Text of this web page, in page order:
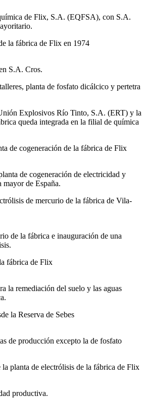
de Flix, S.A. (EQFSA), con S.A.
S.A. Cros.
Explosivos Río Tinto, S.A. (ERT) y la
queda integrada en la filial de química
de cogeneración de electricidad y
mayor de España.
de la fábrica e inauguración de una
la remediación del suelo y las aguas
de producción excepto la de fosfato
productiva.